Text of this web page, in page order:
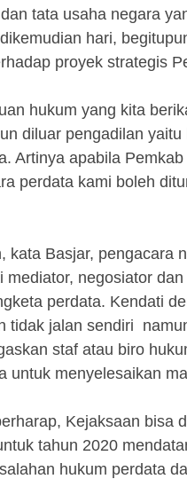
tata usaha negara
hari,
proyek strategis
hukum yang kita
diluar pengadilan
Artinya apabila
perdata kami boleh
kata Basjar, pengacara
mediator, negosiator
perdata. Kendati
tidak jalan sendiri
staf atau biro
untuk menyelesaikan
Kejaksaan bisa
tahun 2020
hukum perdata